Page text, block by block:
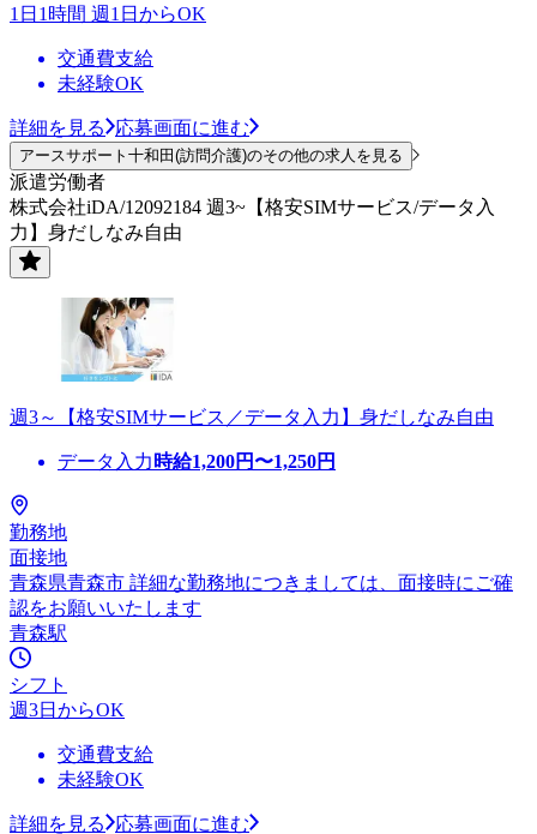
1日1時間 週1日からOK
交通費支給
未経験OK
詳細を見る 応募画面に進む
アースサポート十和田(訪問介護)のその他の求人を見る
派遣労働者
株式会社iDA/12092184 週3~【格安SIMサービス/データ入
力】身だしなみ自由
週3～【格安SIMサービス／データ入力】身だしなみ自由
データ入力 時給1,200円〜1,250円
勤務地
面接地
青森県青森市 詳細な勤務地につきましては、面接時にご確
認をお願いいたします
青森駅
シフト
週3日からOK
交通費支給
未経験OK
詳細を見る 応募画面に進む